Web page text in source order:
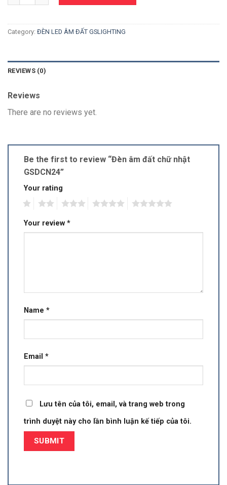
Category: ĐÈN LED ÂM ĐẤT GSLIGHTING
REVIEWS (0)
Reviews
There are no reviews yet.
Be the first to review “Đèn âm đất chữ nhật
GSDCN24”
Your rating
Your review *
Name *
Email *
Lưu tên của tôi, email, và trang web trong
trình duyệt này cho lần bình luận kế tiếp của tôi.